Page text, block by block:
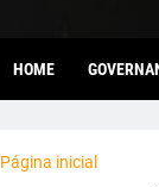
HOME
Página inicial